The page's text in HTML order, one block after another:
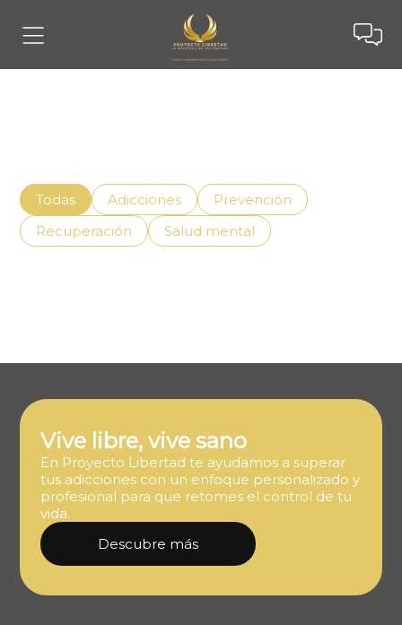
Todas Adicciones
Prevención
Recuperación
Salud mental
Vive libre, vive sano
En Proyecto Libertad te ayudamos a superar
tus adicciones con un enfoque personalizado y
profesional para que retomes el control de tu
vida.
Descubre más